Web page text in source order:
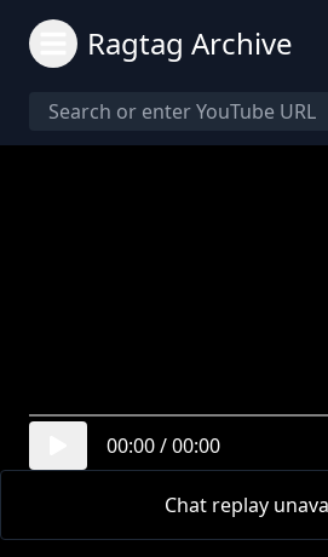
Ragtag Archive
00:00/00:00
Chat replay